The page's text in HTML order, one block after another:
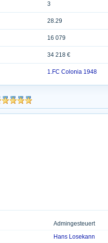
3
28.29
16 079
34 218 €
1.FC Colonia 1948
Admingesteuert
Hans Losekann